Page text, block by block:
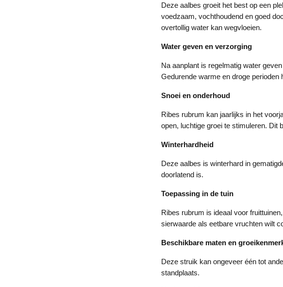
Deze aalbes groeit het best op een
voedzaam, vochthoudend en goed
overtollig water kan wegvloeien.
Water geven en verzorging
Na aanplant is regelmatig water
Gedurende warme en droge
Snoei en onderhoud
Ribes rubrum kan jaarlijks in het
open, luchtige groei te stimuleren. Dit
Winterhardheid
Deze aalbes is winterhard in
doorlatend is.
Toepassing in de tuin
Ribes rubrum is ideaal voor
sierwaarde als eetbare vruchten wilt
Beschikbare maten en
Deze struik kan ongeveer één tot
standplaats.